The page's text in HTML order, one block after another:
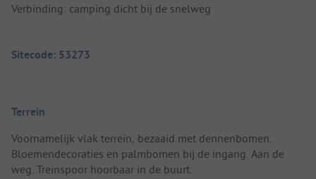
Verbinding: camping dicht bij de snelweg
Sitecode: 53273
Terrein
Voornamelijk vlak terrein, bezaaid met dennenbomen.
Bloemendecoraties en palmbomen bij de ingang. Aan de
weg. Treinspoor hoorbaar in de buurt.